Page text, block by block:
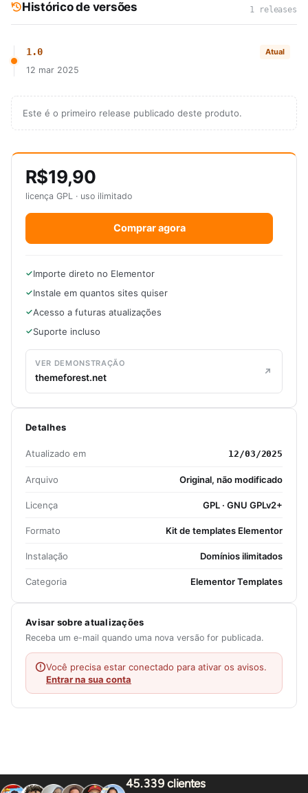
Histórico de versões 1 releases
1.0 Atual
12 mar 2025
Este é o primeiro release publicado deste produto.
R$19,90
licença GPL · uso ilimitado
Comprar agora
Importe direto no Elementor
Instale em quantos sites quiser
Acesso a futuras atualizações
Suporte incluso
VER DEMONSTRAÇÃO
themeforest.net
Detalhes
Atualizado em 12/03/2025
Arquivo Original, não modificado
Licença GPL · GNU GPLv2+
Formato Kit de templates Elementor
Instalação Domínios ilimitados
Categoria Elementor Templates
Avisar sobre atualizações
Receba um e-mail quando uma nova versão for publicada.
Você precisa estar conectado para ativar os avisos.
Entrar na sua conta
45.339 clientes